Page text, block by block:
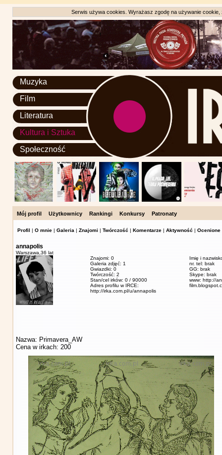
Serwis używa cookies. Wyrażasz zgodę na używanie
Muzyka
Film
Literatura
Kultura i Sztuka
Społeczność
Mój profil Użytkownicy Rankingi Konkursy Patronaty
Profil | O mnie | Galeria | Znajomi | Twórczość | Komentarze | Aktywność | Ocenione
annapolis
Warszawa, 36 lat
Znajomi: 0
Galeria zdjęć: 1
Gwiazdki: 0
Twórczość: 2
Stan/cel irków: 0 / 90000
Adres profilu w IRCE:
http://irka.com.pl/u/annapolis
Imię i
nr. tel: brak
GG: brak
Skype: brak
www: http://
Nazwa: Primavera_AW
Cena w irkach: 200